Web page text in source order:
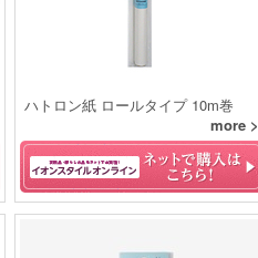
ハトロン紙 ロールタイプ 10m巻
more >